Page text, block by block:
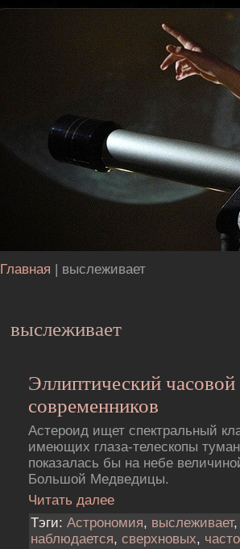
Главная | выслеживает
выслеживает
Эллиптический часовой
современников
Астероид ищет спектральный
имеющих глаза-телескопы
показалась бы на небе
Большой Медведицы.
Читать далее
Тэги: Астрономия, выслеживает
наблюдается, сверхновых, часто